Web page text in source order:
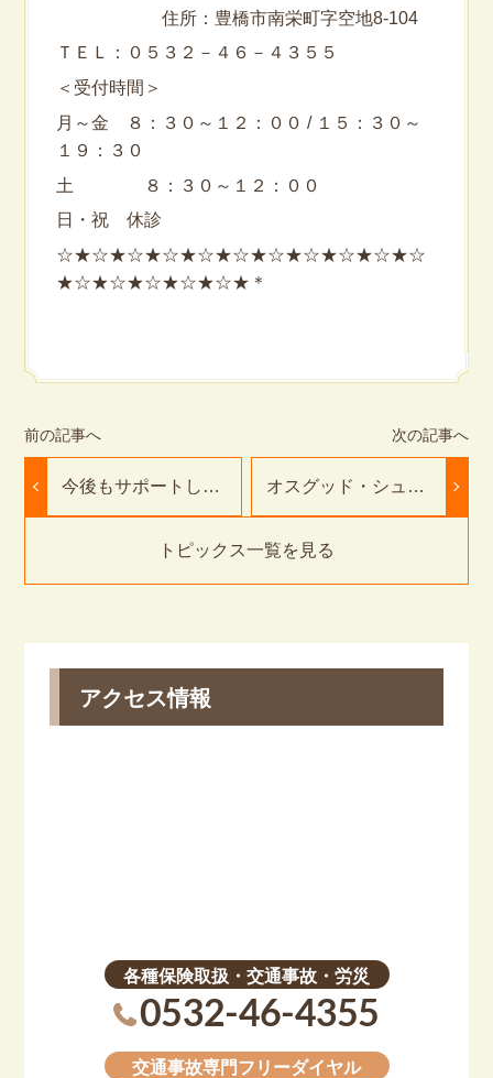
住所：豊橋市南栄町字空地8-104
ＴＥＬ：０５３２－４６－４３５５
＜受付時間＞
月～金 ８：３０～１２：００ / １５：３０～
１９：３０
土 ８：３０～１２：００
日・祝 休診
☆★☆★☆★☆★☆★☆★☆★☆★☆★☆★☆
★☆★☆★☆★☆★☆★＊
今後もサポートして
オスグッド・シュラ
トピックス一覧を見る
アクセス情報
各種保険取扱・交通事故・労災
0532-46-4355
交通事故専門フリーダイヤル